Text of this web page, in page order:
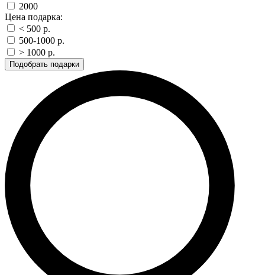
2000
Цена подарка:
< 500 p.
500-1000 p.
> 1000 p.